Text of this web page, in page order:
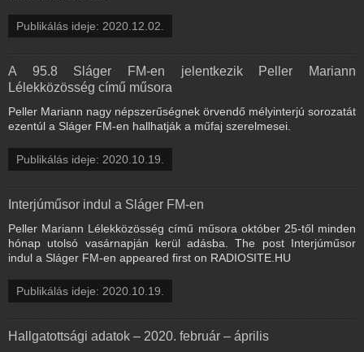
Publikálás ideje: 2020.12.02.
A 95.8 Sláger FM-en jelentkezik Peller Mariann
Lélekközösség című műsora
Peller Mariann nagy népszerűségnek örvendő mélyinterjú sorozatát
ezentúl a Sláger FM-en hallhatják a műfaj szerelmesei.
Publikálás ideje: 2020.10.19.
Interjúműsor indul a Sláger FM-en
Peller Mariann Lélekközösség című műsora október 25-től minden
hónap utolsó vasárnapján kerül adásba. The post Interjúműsor
indul a Sláger FM-en appeared first on RADIOSITE.HU
Publikálás ideje: 2020.10.19.
Hallgatottsági adatok – 2020. február – április